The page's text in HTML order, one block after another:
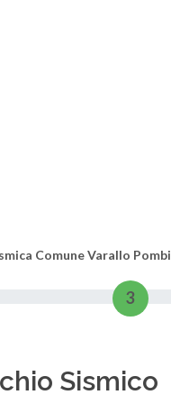
Comune Varallo
3
Sismico